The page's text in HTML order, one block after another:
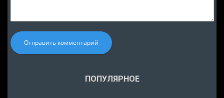
Отправить комментарий
ПОПУЛЯРНОЕ